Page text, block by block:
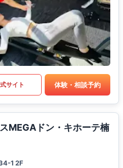
サイト 体験・相談予約
MEGAドン・キホーテ楠
1 2F